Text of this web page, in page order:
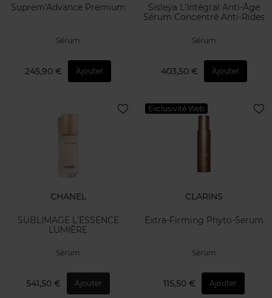
Suprem'Advance Premium
Sérum
245,90 € Ajouter
Sisleÿa L'Intégral Anti-Âge
Sérum Concentré Anti-Rides
Sérum
403,50 € Ajouter
CHANEL
SUBLIMAGE L'ESSENCE
LUMIÈRE
Sérum
541,50 € Ajouter
Exclusivité Web
CLARINS
Extra-Firming Phyto-Serum
Sérum
115,50 € Ajouter